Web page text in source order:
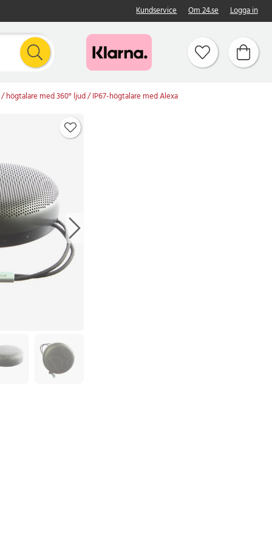
Kundservice Om 24.se Logga in
högtalare med 360° ljud / IP67-högtalare med Alexa